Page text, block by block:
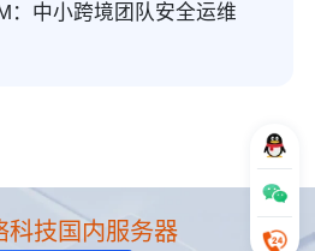
：中小跨境团队安全运维
科技国内服务器